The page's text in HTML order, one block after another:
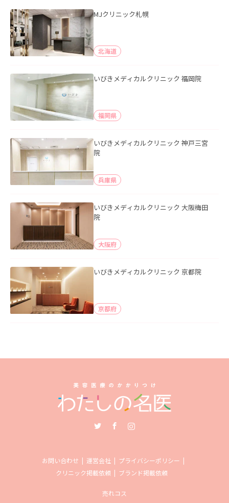
MJクリニック札幌
北海道
いびきメディカルクリニック 福岡院
福岡県
いびきメディカルクリニック 神戸三宮
院
兵庫県
いびきメディカルクリニック 大阪梅田
院
大阪府
いびきメディカルクリニック 京都院
京都府
お問い合わせ 運営会社
プライバシーポリシー
クリニック掲載依頼
ブランド掲載依頼
売れコス